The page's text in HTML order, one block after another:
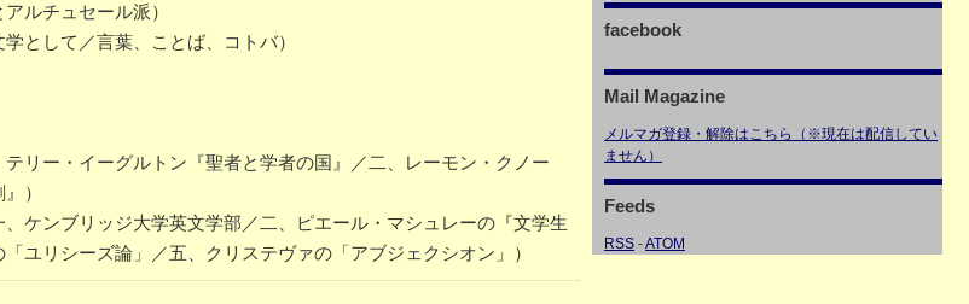
ルチュセール派）
として／言葉、ことば、コトバ）
ー・イーグルトン『聖者と学者の国』／二、レーモン・クノー
）
ンブリッジ大学英文学部／二、ピエール・マシュレーの『文学生
ユリシーズ論」／五、クリステヴァの「アブジェクシオン」）
facebook
Mail Magazine
メルマガ登録・解除はこちら（※現在は配信してい
ません）
Feeds
RSS -ATOM